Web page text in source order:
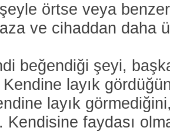
örtse veya
ve cihaddan daha
beğendiği şeyi,
layık
layık
Kendisine faydası